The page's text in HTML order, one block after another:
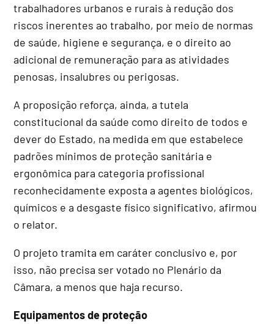
trabalhadores urbanos e rurais à redução dos
riscos inerentes ao trabalho, por meio de normas
de saúde, higiene e segurança, e o direito ao
adicional de remuneração para as atividades
penosas, insalubres ou perigosas.
A proposição reforça, ainda, a tutela
constitucional da saúde como direito de todos e
dever do Estado, na medida em que estabelece
padrões mínimos de proteção sanitária e
ergonômica para categoria profissional
reconhecidamente exposta a agentes biológicos,
químicos e a desgaste físico significativo, afirmou
o relator.
O projetotramita em caráter conclusivo e, por
isso, não precisa ser votado no Plenário da
Câmara, a menos que haja recurso.
Equipamentos de proteção